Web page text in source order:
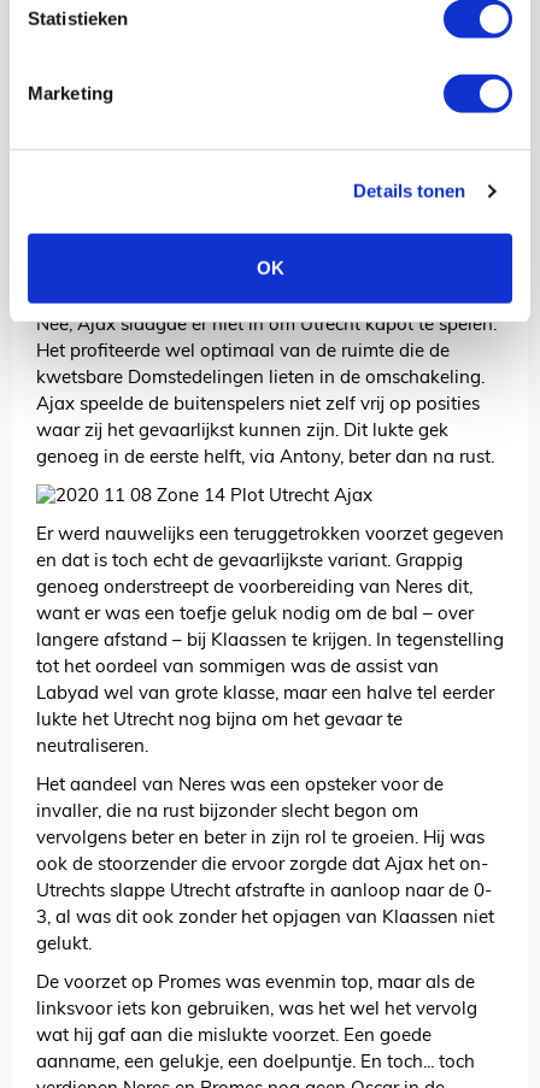
Statistieken
Marketing
Details tonen
OK
omschakeling. Counter zelfs? Mwah. Laten we het
maar zodat we de toverpass van Tadic op Neres nog
Zonder dollen: Ajax strafte het opschuiven van Utrecht
af. Het was niet zozeer dat Utrecht uit elkaar werd
wedstrijd? Hmmm, mwah, goeie vraag! De activiteit – of
het gebrek hieraan – in Zone 14 en met name de
Nee, Ajax slaagde er niet in om Utrecht kapot te spelen.
Het profiteerde wel optimaal van de ruimte die de
kwetsbare Domstedelingen lieten in de omschakeling.
Ajax speelde de buitenspelers niet zelf vrij op posities
waar zij het gevaarlijkst kunnen zijn. Dit lukte gek
genoeg in de eerste helft, via Antony, beter dan na rust.
Er werd nauwelijks een teruggetrokken voorzet gegeven
en dat is toch echt de gevaarlijkste variant. Grappig
genoeg onderstreept de voorbereiding van Neres dit,
want er was een toefje geluk nodig om de bal – over
langere afstand – bij Klaassen te krijgen. In tegenstelling
tot het oordeel van sommigen was de assist van
Labyad wel van grote klasse, maar een halve tel eerder
lukte het Utrecht nog bijna om het gevaar te
neutraliseren.
Het aandeel van Neres was een opsteker voor de
invaller, die na rust bijzonder slecht begon om
vervolgens beter en beter in zijn rol te groeien. Hij was
ook de stoorzender die ervoor zorgde dat Ajax het on-
Utrechts slappe Utrecht afstrafte in aanloop naar de 0-
3, al was dit ook zonder het opjagen van Klaassen niet
gelukt.
De voorzet op Promes was evenmin top, maar als de
linksvoor iets kon gebruiken, was het wel het vervolg
wat hij gaf aan die mislukte voorzet. Een goede
aanname, een gelukje, een doelpuntje. En toch... toch